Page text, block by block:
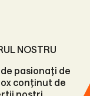
NOSTRU
pasionați de
conținut de
noștri.